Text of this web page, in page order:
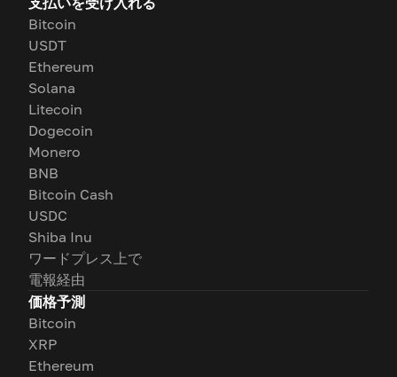
Bitcoin
USDT
Ethereum
Solana
Litecoin
Dogecoin
Monero
BNB
Bitcoin Cash
USDC
Shiba Inu
ワードプレス上で
電報経由
価格予測
Bitcoin
XRP
Ethereum